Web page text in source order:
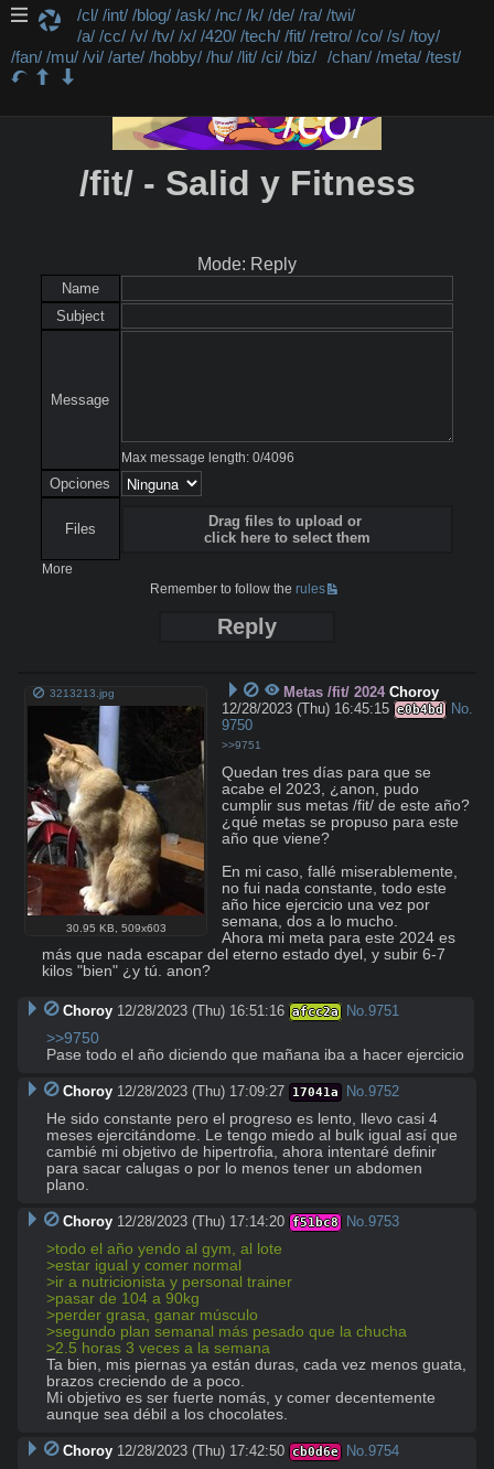
/cl/ /int/ /blog/ /ask/ /nc/ /k/ /de/ /ra/ /twi/
/a/ /cc/ /v/ /tv/ /x/ /420/ /tech/ /fit/ /retro/ /co/ /s/ /toy/
/fan/ /mu/ /vi/ /arte/ /hobby/ /hu/ /lit/ /ci/ /biz/ /chan/ /meta/ /test/
/fit/ - Salid y Fitness
Mode: Reply
Name
Subject
Message
Max message length: 0/4096
Opciones
Files
Drag files to upload or
click here to select them
More
Remember to follow therules
Reply
3213213.jpg
30.95 KB 509x603
Metas /fit/ 2024 Choroy
12/28/2023 (Thu) 16:45:15 e0b4bd
No.
9750
>>9751
Quedan tres días para que se
acabe el 2023, ¿anon, pudo
cumplir sus metas /fit/ de este año?
¿qué metas se propuso para este
año que viene?
En mi caso, fallé miserablemente,
no fui nada constante, todo este
año hice ejercicio una vez por
semana, dos a lo mucho.
Ahora mi meta para este 2024 es
más que nada escapar del eterno estado dyel, y subir 6-7
kilos "bien" ¿y tú. anon?
Choroy 12/28/2023 (Thu) 16:51:16 afcc2a No.9751
>>9750
Pase todo el año diciendo que mañana iba a hacer ejercicio
Choroy 12/28/2023 (Thu) 17:09:27 17041a No.9752
He sido constante pero el progreso es lento, llevo casi 4
meses ejercitándome. Le tengo miedo al bulk igual así que
cambié mi objetivo de hipertrofia, ahora intentaré definir
para sacar calugas o por lo menos tener un abdomen
plano.
Choroy 12/28/2023 (Thu) 17:14:20 f51bc8 No.9753
>todo el año yendo al gym, al lote
>estar igual y comer normal
>ir a nutricionista y personal trainer
>pasar de 104 a 90kg
>perder grasa, ganar músculo
>segundo plan semanal más pesado que la chucha
>2.5 horas 3 veces a la semana
Ta bien, mis piernas ya están duras, cada vez menos guata,
brazos creciendo de a poco.
Mi objetivo es ser fuerte nomás, y comer decentemente
aunque sea débil a los chocolates.
Choroy 12/28/2023 (Thu) 17:42:50 cb0d6e No.9754